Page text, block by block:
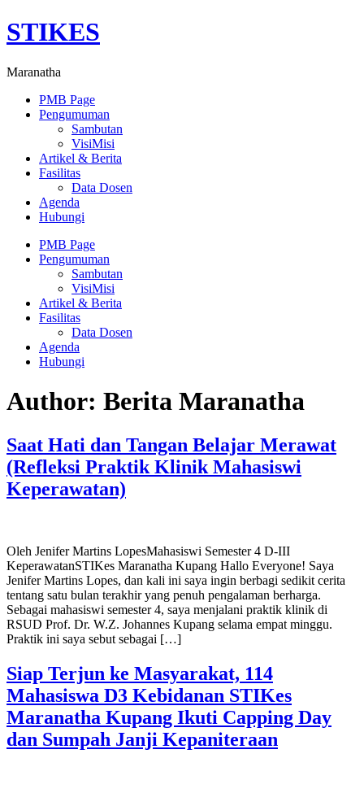
Skip
to
STIKES
Maranatha
PMB Page
Pengumuman
Sambutan
VisiMisi
Artikel & Berita
Fasilitas
Data Dosen
Agenda
Hubungi
Menu
PMB Page
Pengumuman
Sambutan
VisiMisi
Artikel & Berita
Fasilitas
Data Dosen
Agenda
Hubungi
Author: Berita Maranatha
Saat Hati dan Tangan Belajar Merawat
(Refleksi Praktik Klinik Mahasiswi
Keperawatan)
Oleh Jenifer Martins LopesMahasiswi Semester 4 D-III
KeperawatanSTIKes Maranatha Kupang Hallo Everyone! Saya
Jenifer Martins Lopes, dan kali ini saya ingin berbagi sedikit cerita
tentang satu bulan terakhir yang penuh pengalaman berharga.
Sebagai mahasiswi semester 4, saya menjalani praktik klinik di
RSUD Prof. Dr. W.Z. Johannes Kupang selama empat minggu.
Praktik ini saya sebut sebagai […]
Siap Terjun ke Masyarakat, 114
Mahasiswa D3 Kebidanan STIKes
Maranatha Kupang Ikuti Capping Day
dan Sumpah Janji Kepaniteraan